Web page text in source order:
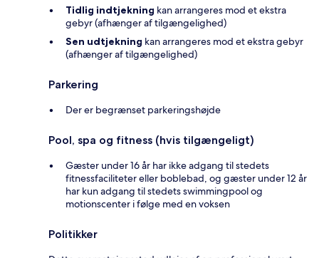
Tidlig indtjekning kan arrangeres mod et ekstra
gebyr (afhænger af tilgængelighed)
Sen udtjekning kan arrangeres mod et ekstra gebyr
(afhænger af tilgængelighed)
Parkering
Der er begrænset parkeringshøjde
Pool, spa og fitness (hvis tilgængeligt)
Gæster under 16 år har ikke adgang til stedets
fitnessfaciliteter eller boblebad, og gæster under 12 år
har kun adgang til stedets swimmingpool og
motionscenter i følge med en voksen
Politikker